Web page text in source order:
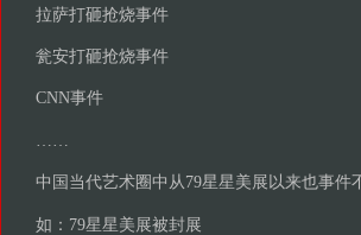
拉萨打砸抢烧
瓮安打砸抢烧事
CNN事件
中国当代艺术圈中从79星星美展以来也事件
如：79星星美展被封展